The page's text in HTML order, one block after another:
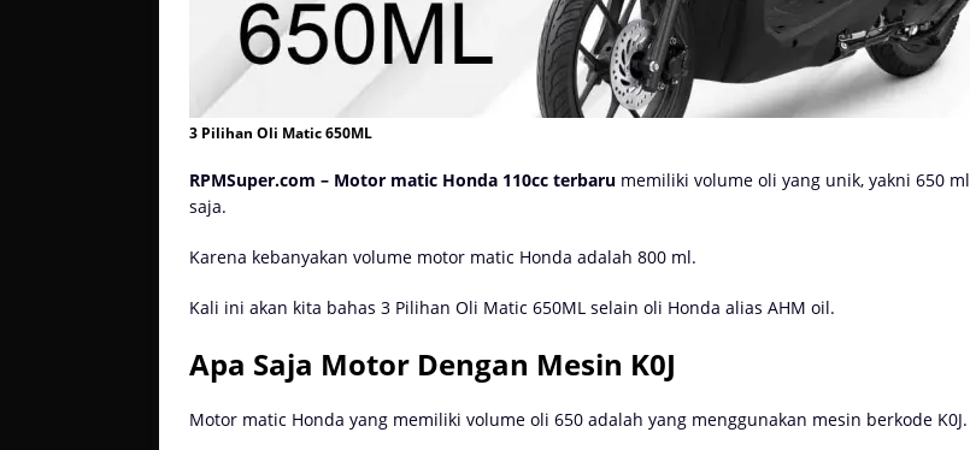
3 Pilihan Oli Matic 650ML
RPMSuper.com – Motor matic Honda 110cc terbaru memiliki volume oli yang unik, yakni 650 ml
saja.
Karena kebanyakan volume motor matic Honda adalah 800 ml.
Kali ini akan kita bahas 3 Pilihan Oli Matic 650ML selain oli Honda alias AHM oil.
Apa Saja Motor Dengan Mesin K0J
Motor matic Honda yang memiliki volume oli 650 adalah yang menggunakan mesin berkode K0J.